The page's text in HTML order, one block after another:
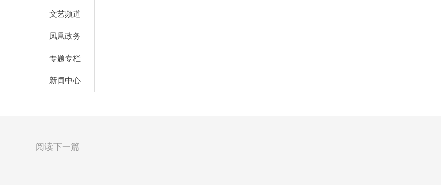
文艺频道
凤凰政务
专题专栏
新闻中心
阅读下一篇